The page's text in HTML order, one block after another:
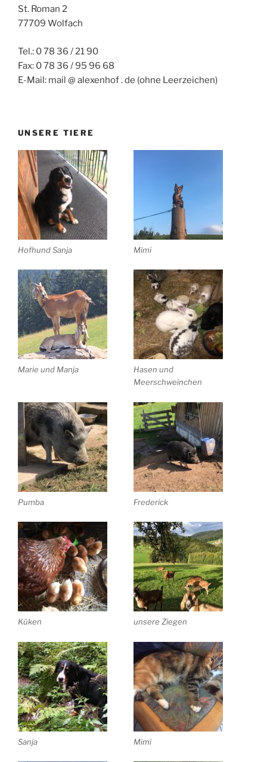
St. Roman 2
77709 Wolfach
Tel.: 0 78 36 / 21 90
Fax: 0 78 36 / 95 96 68
E-Mail: mail @ alexenhof . de (ohne Leerzeichen)
UNSERE TIERE
Hofhund Sanja Mimi
Marie und Manja
Hasen und
Meerschweinchen
Pumba Frederick
Küken unsere Ziegen
Sanja Mimi